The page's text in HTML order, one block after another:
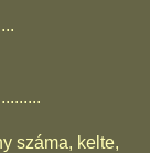
száma, kelte,